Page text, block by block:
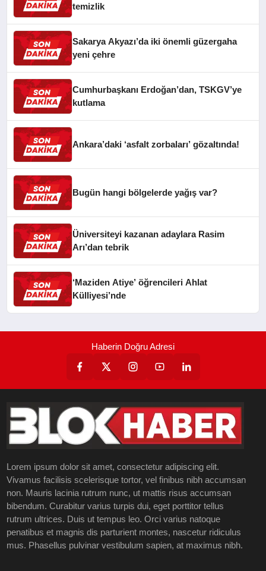
temizlik
Sakarya Akyazı’da iki önemli güzergaha
yeni çehre
Cumhurbaşkanı Erdoğan’dan, TSKGV’ye
kutlama
Ankara’daki ‘asfalt zorbaları’ gözaltında!
Bugün hangi bölgelerde yağış var?
Üniversiteyi kazanan adaylara Rasim
Arı’dan tebrik
‘Maziden Atiye’ öğrencileri Ahlat
Külliyesi’nde
Haberin Doğru Adresi
Lorem ipsum dolor sit amet, consectetur adipiscing elit.
Vivamus facilisis scelerisque tortor, vel finibus nibh accumsan
non. Mauris lacinia rutrum nunc, ut mattis risus accumsan
bibendum. Curabitur varius turpis dui, eget porttitor tellus
rutrum ultrices. Duis ut tempus leo. Orci varius natoque
penatibus et magnis dis parturient montes, nascetur ridiculus
mus. Phasellus pulvinar vestibulum sapien, at maximus nibh.